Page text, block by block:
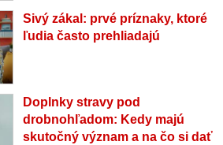
Sivý zákal: prvé príznaky, ktoré
ľudia často prehliadajú
Doplnky stravy pod
drobnohľadom: Kedy majú
skutočný význam a na čo si dať